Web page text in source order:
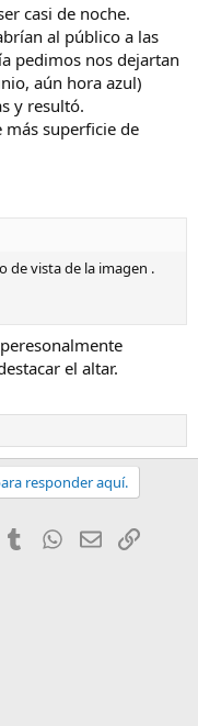
casi de noche.
al público a las
pedimos nos dejartan
aún hora azul)
y resultó.
más superficie de
de vista de la imagen .
el altar.
responder aquí.
Tumblr WhatsApp
EmailEnlace